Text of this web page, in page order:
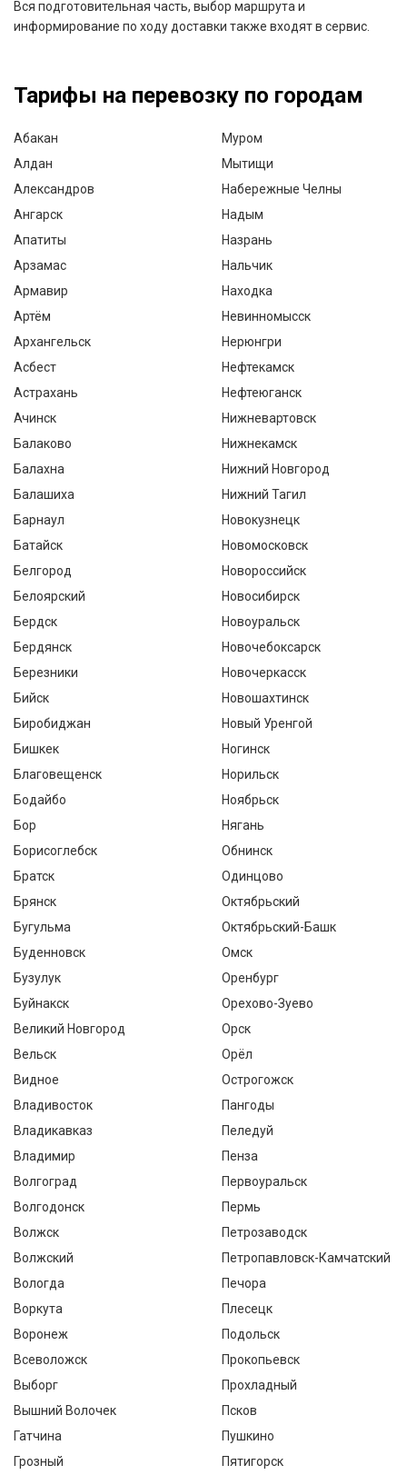
Вся подготовительная часть, выбор маршрута и
информирование по ходу доставки также входят в сервис.
Тарифы на перевозку по городам
Абакан
Алдан
Александров
Ангарск
Апатиты
Арзамас
Армавир
Артём
Архангельск
Асбест
Астрахань
Ачинск
Балаково
Балахна
Балашиха
Барнаул
Батайск
Белгород
Белоярский
Бердск
Бердянск
Березники
Бийск
Биробиджан
Бишкек
Благовещенск
Бодайбо
Бор
Борисоглебск
Братск
Брянск
Бугульма
Буденновск
Бузулук
Буйнакск
Великий Новгород
Вельск
Видное
Владивосток
Владикавказ
Владимир
Волгоград
Волгодонск
Волжск
Волжский
Вологда
Воркута
Воронеж
Всеволожск
Выборг
Вышний Волочек
Гатчина
Грозный
Муром
Мытищи
Набережные Челны
Надым
Назрань
Нальчик
Находка
Невинномысск
Нерюнгри
Нефтекамск
Нефтеюганск
Нижневартовск
Нижнекамск
Нижний Новгород
Нижний Тагил
Новокузнецк
Новомосковск
Новороссийск
Новосибирск
Новоуральск
Новочебоксарск
Новочеркасск
Новошахтинск
Новый Уренгой
Ногинск
Норильск
Ноябрьск
Нягань
Обнинск
Одинцово
Октябрьский
Октябрьский-Башк
Омск
Оренбург
Орехово-Зуево
Орск
Орёл
Острогожск
Пангоды
Пеледуй
Пенза
Первоуральск
Пермь
Петрозаводск
Петропавловск-Камчатский
Печора
Плесецк
Подольск
Прокопьевск
Прохладный
Псков
Пушкино
Пятигорск